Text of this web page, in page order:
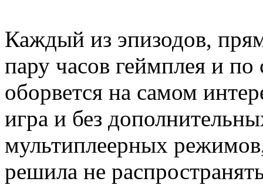
Каждый из эпизодов,
пару часов геймплея и
оборвется на самом
игра и без
мультиплеерных
решила не